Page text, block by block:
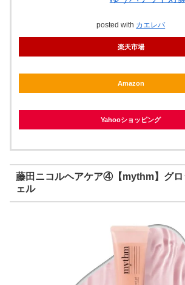
posted with カエレバ
楽天市場
Amazon
Yahooショッピング
藤田ニコルヘアケア④【mythm】グロ
ェル